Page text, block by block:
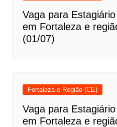
Vaga para
em Fortaleza e
(01/07)
Fortaleza e Região (CE)
Vaga para
em Fortaleza e